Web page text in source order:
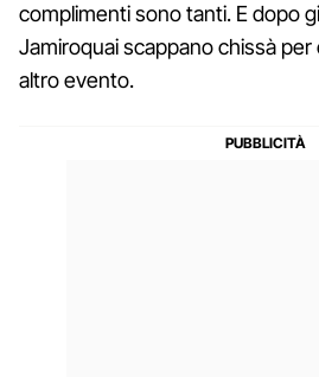
complimenti sono tanti. E dopo
Jamiroquai scappano chissà
altro evento.